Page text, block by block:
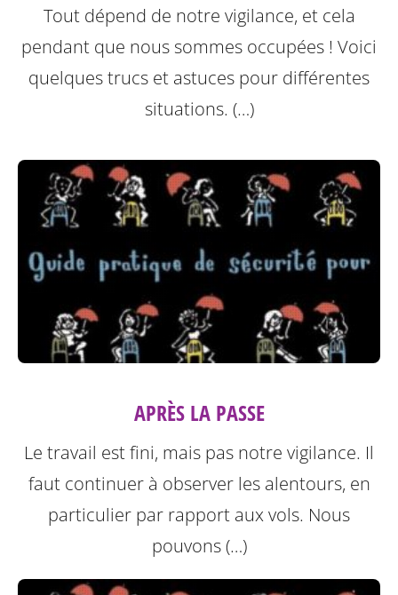
Tout dépend de notre vigilance, et cela
pendant que nous sommes occupées ! Voici
quelques trucs et astuces pour différentes
situations. (…)
APRÈS LA PASSE
Le travail est fini, mais pas notre vigilance. Il
faut continuer à observer les alentours, en
particulier par rapport aux vols. Nous
pouvons (…)